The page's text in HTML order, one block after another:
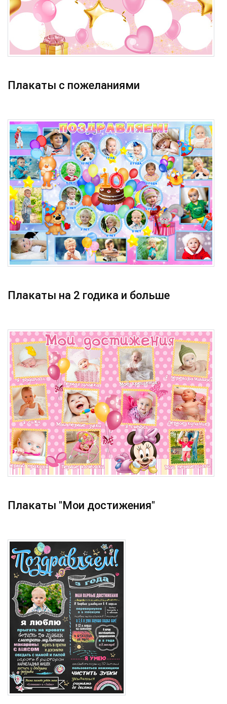
Плакаты с пожеланиями
Плакаты на 2 годика и больше
Плакаты "Мои достижения"